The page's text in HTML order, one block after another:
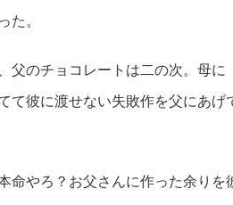
た。
父のチョコレートは二の次。母
て彼に渡せない失敗作を父にあ
命やろ？お父さんに作った余りを